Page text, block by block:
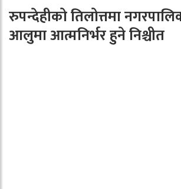
रुपन्देहीको तिलोत्तमा
आलुमा आत्मनिर्भर हुने निश्चीत